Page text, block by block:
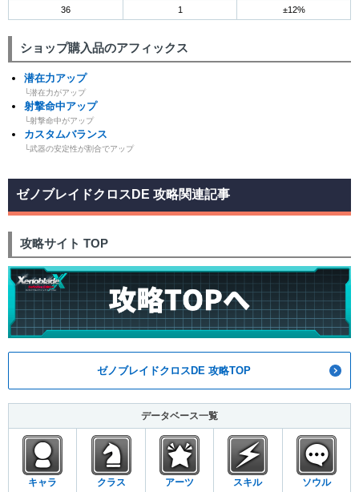
36 1 ±12%
ショップ購入品のアフィックス
潜在力アップ
└潜在力がアップ
射撃命中アップ
└射撃命中がアップ
カスタムバランス
└武器の安定性が割合でアップ
ゼノブレイドクロスDE 攻略関連記事
攻略サイト TOP
ゼノブレイドクロスDE 攻略TOP
データベース一覧
キャラ クラス アーツ スキル ソウル